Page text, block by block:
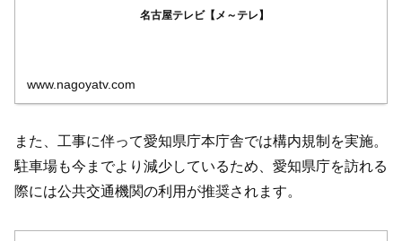
名古屋テレビ【メ～テレ】
www.nagoyatv.com
また、工事に伴って愛知県庁本庁舎では構内規制を実施。
駐車場も今までより減少しているため、愛知県庁を訪れる
際には公共交通機関の利用が推奨されます。